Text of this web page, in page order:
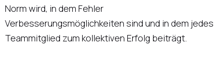
Norm wird, in dem Fehler
Verbesserungsmöglichkeiten sind und in dem jedes
Teammitglied zum kollektiven Erfolg beiträgt.